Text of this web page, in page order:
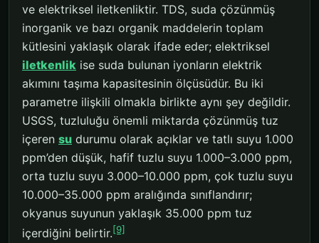
ve elektriksel iletkenliktir. TDS, suda çözünmüş
inorganik ve bazı organik maddelerin toplam
kütlesini yaklaşık olarak ifade eder; elektriksel
iletkenlik ise suda bulunan iyonların elektrik
akımını taşıma kapasitesinin ölçüsüdür. Bu iki
parametre ilişkili olmakla birlikte aynı şey değildir.
USGS, tuzluluğu önemli miktarda çözünmüş tuz
içeren su durumu olarak açıklar ve tatlı suyu 1.000
ppm’den düşük, hafif tuzlu suyu 1.000–3.000 ppm,
orta tuzlu suyu 3.000–10.000 ppm, çok tuzlu suyu
10.000–35.000 ppm aralığında sınıflandırır;
okyanus suyunun yaklaşık 35.000 ppm tuz
içerdiğini belirtir.[9]